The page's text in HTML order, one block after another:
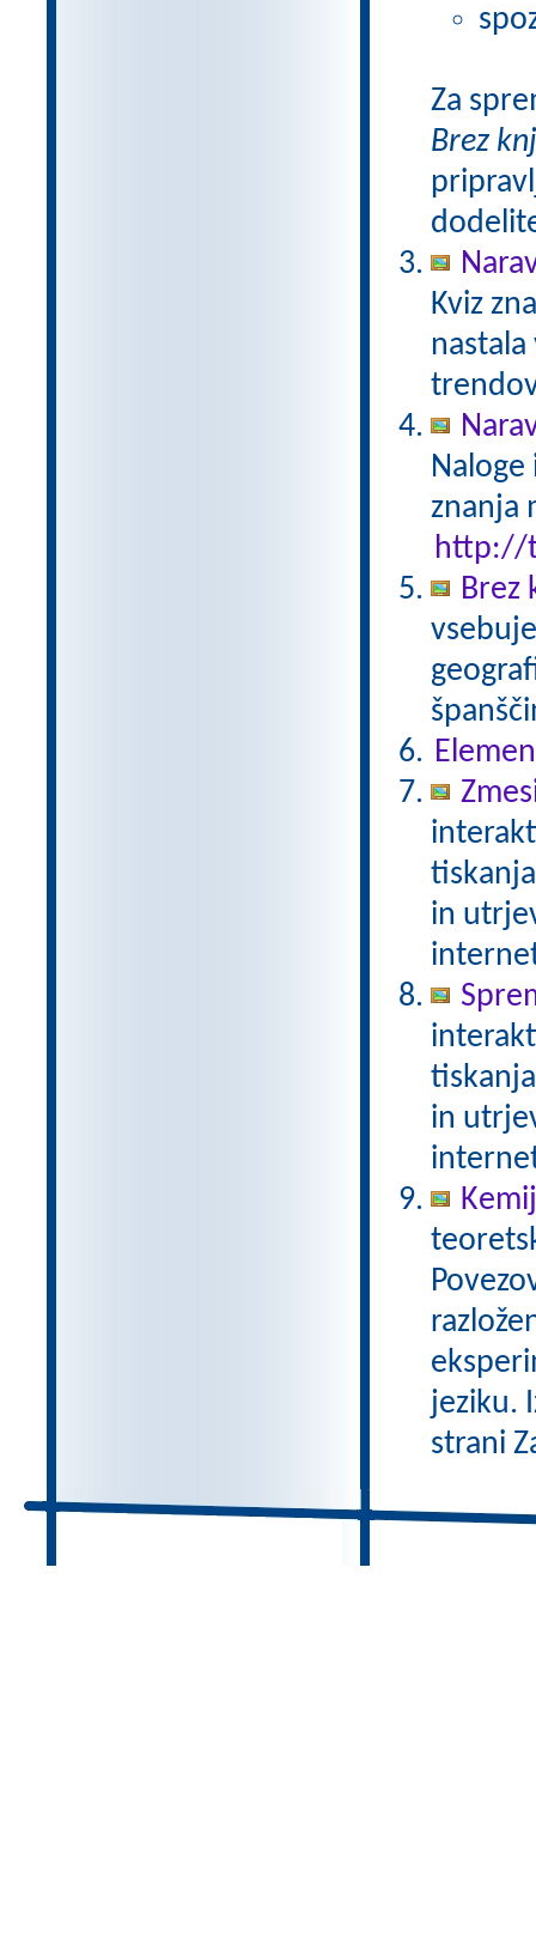
Za
Brez
Kviz
znanja
http://
Brez
in
in
jeziku.
strani